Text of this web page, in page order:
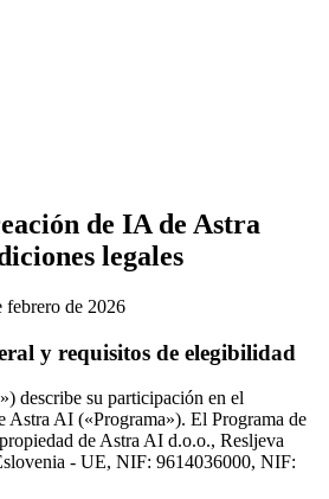
de IA de Astra
legales
febrero de 2026
y requisitos de elegibilidad
describe su participación en el
Astra AI («Programa»). El Programa de
de Astra AI d.o.o., Resljeva
- UE, NIF: 9614036000, NIF: